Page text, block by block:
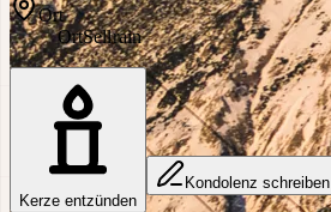
Ort
OrtSellrain
Kerze entzünden
Kondolenz schreiben